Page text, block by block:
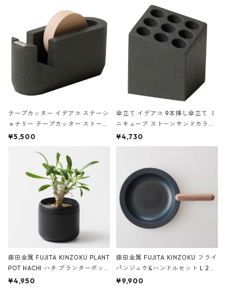
テープカッター イデアコ ステーシ
ョナリー テープカッター ストーン
サンドカラー 石調 ideaco Station
¥5,500
傘立て イデアコ 9本挿し傘立て ミ
ニキューブ ストーンサンドカラー
石調 ideaco Umbrella Stand CUB
E ストーンサンドブラック
¥4,730
藤田金属 FUJITA KINZOKU PLANT
POT HACHI ハチ プランターポッ
ト 3号 ブラック
¥4,950
藤田金属 FUJITA KINZOKU フライ
パンジュウ&ハンドルセット L 24c
m ガス火・IH対応 鉄フライパン
¥9,900